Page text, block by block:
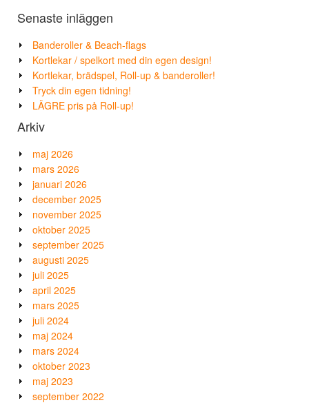
Senaste inläggen
Banderoller & Beach-flags
Kortlekar / spelkort med din egen design!
Kortlekar, brädspel, Roll-up & banderoller!
Tryck din egen tidning!
LÄGRE pris på Roll-up!
Arkiv
maj 2026
mars 2026
januari 2026
december 2025
november 2025
oktober 2025
september 2025
augusti 2025
juli 2025
april 2025
mars 2025
juli 2024
maj 2024
mars 2024
oktober 2023
maj 2023
september 2022